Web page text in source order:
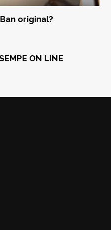
original?
ON LINE